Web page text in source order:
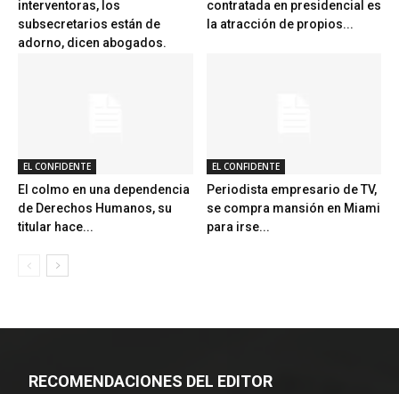
interventoras, los
subsecretarios están de
adorno, dicen abogados.
contratada en presidencial es
la atracción de propios...
EL CONFIDENTE
El colmo en una dependencia
de Derechos Humanos, su
titular hace...
EL CONFIDENTE
Periodista empresario de TV,
se compra mansión en Miami
para irse...
RECOMENDACIONES DEL EDITOR